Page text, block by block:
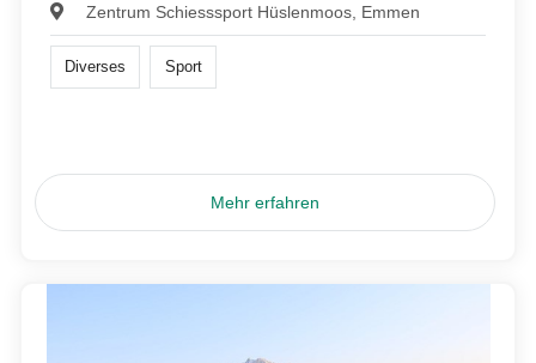
Zentrum Schiesssport Hüslenmoos, Emmen
Diverses Sport
Mehr erfahren